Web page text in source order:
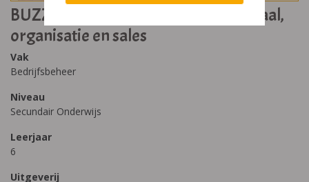
BUZZ @Work 6 Leerwerkboek Onthaal,
organisatie en sales
Vak
Bedrijfsbeheer
Niveau
Secundair Onderwijs
Leerjaar
6
Uitgeverij